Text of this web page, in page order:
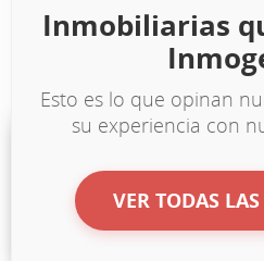
Inmobiliarias
Esto es lo que opinan
su experiencia con
VER TODAS